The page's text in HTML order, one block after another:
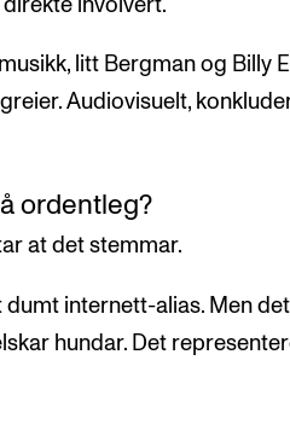
involvert.
litt Bergman og Billy
Audiovisuelt,
ordentleg?
at det stemmar.
dumt internett-alias. Men
hundar. Det